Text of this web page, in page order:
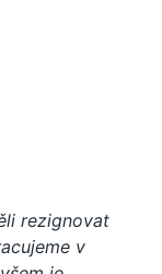
rezignovat
v